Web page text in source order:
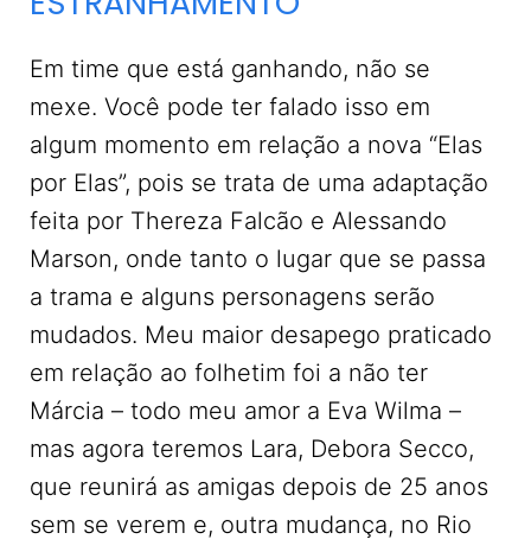
Em time que está ganhando, não se
mexe. Você pode ter falado isso em
algum momento em relação a nova “Elas
por Elas”, pois se trata de uma adaptação
feita por Thereza Falcão e Alessando
Marson, onde tanto o lugar que se passa
a trama e alguns personagens serão
mudados. Meu maior desapego praticado
em relação ao folhetim foi a não ter
Márcia – todo meu amor a Eva Wilma –
mas agora teremos Lara, Debora Secco,
que reunirá as amigas depois de 25 anos
sem se verem e, outra mudança, no Rio